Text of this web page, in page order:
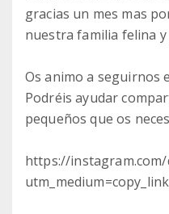
gracias un mes mas
nuestra familia felina
Os animo a seguirnos
Podréis ayudar
pequeños que os
https://
utm_medium=copy_link